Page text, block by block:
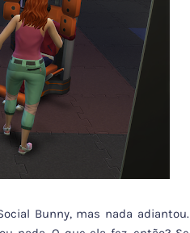
Bunny, mas nada adiantou.